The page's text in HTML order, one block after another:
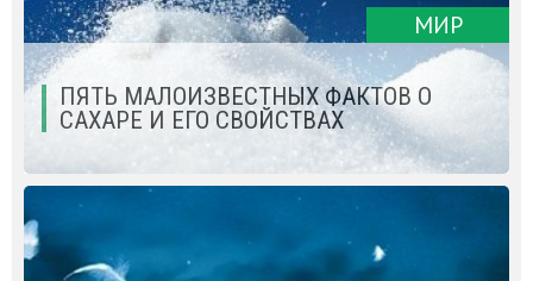
МИР
ПЯТЬ МАЛОИЗВЕСТНЫХ ФАКТОВ О
САХАРЕ И ЕГО СВОЙСТВАХ